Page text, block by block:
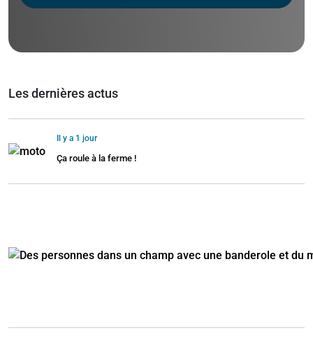
Les dernières actus
Il y a 1 jour
Ça roule à la ferme !